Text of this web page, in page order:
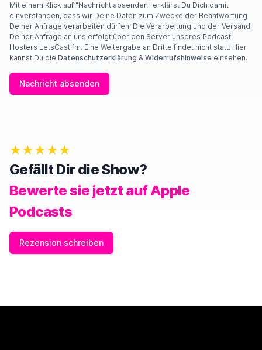
A
R
E
A
H
U
R
E
T
H
I
S
F
E
Mit einem Klick auf "Nachricht absenden" erklärst Du Dich damit
einverstanden, dass wir Deine Daten zum Zwecke der Beantwortung
Deiner Anfrage verarbeiten dürfen. Die Verarbeitung und der Versand
Deiner Anfrage an uns erfolgt über den Server unseres Podcast-
Hosters LetsCast.fm. Eine Weitergabe an Dritte findet nicht statt. Hier
kannst Du die Datenschutzerklärung & Widerrufshinweise einsehen.
Nachricht absenden
★★★★★
Gefällt Dir die Show?
Bewerte sie jetzt auf Apple
Podcasts
Rezension schreiben